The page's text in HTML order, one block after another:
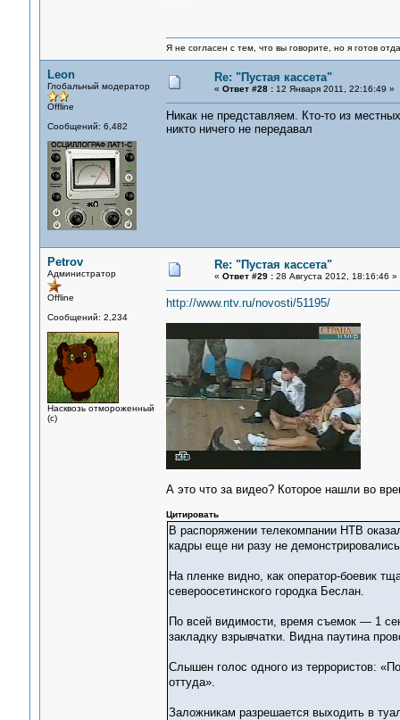
Я не согласен с тем, что вы говорите, но я готов
Leon
Глобальный модератор
Offline
Сообщений: 6,482
Re: "Пустая кассета"
« Ответ #28 :12 Января 2011, 22:16:49 »
Никак не представляем. Кто-то из
никто ничего не передавал
Petrov
Администратор
Offline
Сообщений: 2,234
Насквозь отмороженный
(с)
Re: "Пустая кассета"
« Ответ #29 :28 Августа 2012, 18:16:46 »
http://www.ntv.ru/novosti/51195/
А это что за видео? Которое нашли во
Цитировать
В распоряжении телекомпании НТВ
кадры еще ни разу не
На пленке видно, как оператор-боевик
североосетинского городка Беслан.
По всей видимости, время съемок — 1
закладку взрывчатки. Видна паутина
Слышен голос одного из террористов:
оттуда».
Заложникам разрешается выходить в